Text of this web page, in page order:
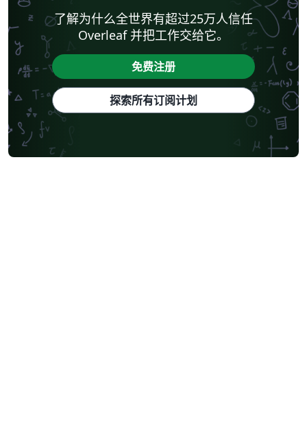
了解为什么全世界有超过25万人信任
Overleaf 并把工作交给它。
免费注册
探索所有订阅计划